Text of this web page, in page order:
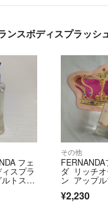
ンスボディスプラッシ
フェ
スプラ
トスム
その他
ダ リッチ
ン アップ
¥2,230